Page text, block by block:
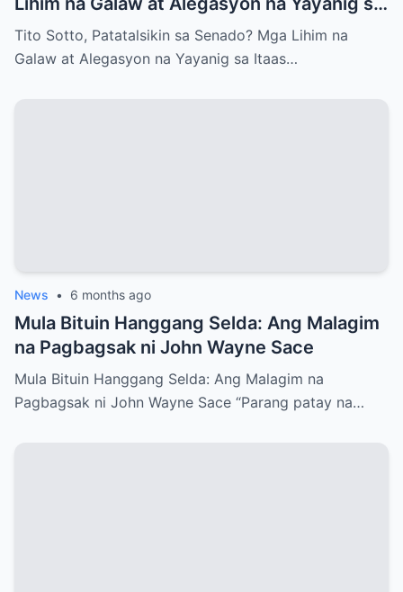
Itaas na Kapulungan
Tito Sotto, Patatalsikin sa Senado? Mga Lihim na
Galaw at Alegasyon na Yayanig sa Itaas…
News • 6 months ago
Mula Bituin Hanggang Selda: Ang Malagim
na Pagbagsak ni John Wayne Sace
Mula Bituin Hanggang Selda: Ang Malagim na
Pagbagsak ni John Wayne Sace “Parang patay na…